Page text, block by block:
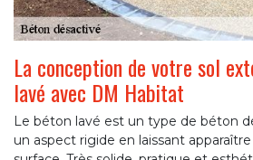
La conception de votre sol
lavé avec DM Habitat
Le béton lavé est un type de béton
un aspect rigide en laissant